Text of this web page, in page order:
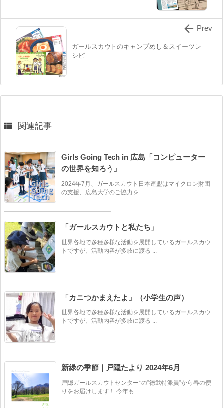
ガールスカウトのキャンプめし＆スイーツレ
シピ
 Prev
 関連記事
Girls Going Tech in 広島「コンピューター
の世界を知ろう」
2024年7月、ガールスカウト日本連盟はマイクロン財団
の支援、広島大学のご協力を ...
「ガールスカウトと私たち」
世界各地で多種多様な活動を展開しているガールスカウ
トですが、活動内容が多岐に渡る ...
「カニつかまえたよ」（小学生の声）
世界各地で多種多様な活動を展開しているガールスカウ
トですが、活動内容が多岐に渡る ...
新緑の季節｜戸隠たより 2024年6月
戸隠ガールスカウトセンター*の”徳武特派員”から春の便
りをお届けします！ 今年も ...